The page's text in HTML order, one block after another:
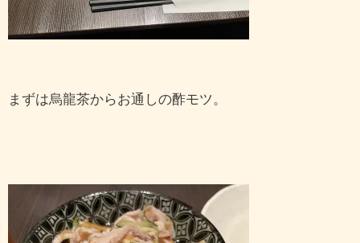
まずは烏龍茶からお通しの酢モツ。